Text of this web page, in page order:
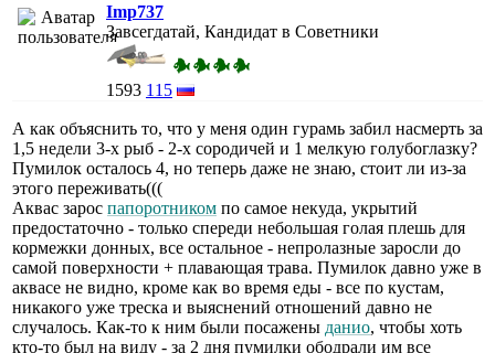
Imp737
Завсегдатай, Кандидат в Советники
1593 115
А как объяснить то, что у меня один гурамь забил насмерть за
1,5 недели 3-х рыб - 2-х сородичей и 1 мелкую голубоглазку?
Пумилок осталось 4, но теперь даже не знаю, стоит ли из-за
этого переживать(((
Аквас зарос папоротником по самое некуда, укрытий
предостаточно - только спереди небольшая голая плешь для
кормежки донных, все остальное - непролазные заросли до
самой поверхности + плавающая трава. Пумилок давно уже в
аквасе не видно, кроме как во время еды - все по кустам,
никакого уже треска и выяснений отношений давно не
случалось. Как-то к ним были посажены данио, чтобы хоть
кто-то был на виду - за 2 дня пумилки ободрали им все